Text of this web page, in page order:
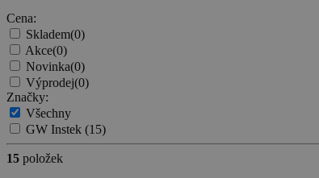
Cena:
Skladem(0)
Akce(0)
Novinka(0)
Výprodej(0)
Značky:
Všechny
GW Instek (15)
15 položek